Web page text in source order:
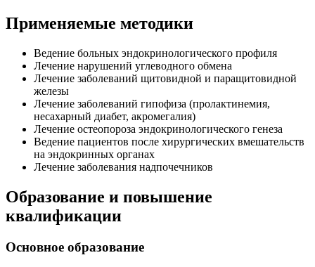
Применяемые методики
Ведение больных эндокринологического профиля
Лечение нарушений углеводного обмена
Лечение заболеваний щитовидной и паращитовидной
железы
Лечение заболеваний гипофиза (пролактинемия,
несахарный диабет, акромегалия)
Лечение остеопороза эндокринологического генеза
Ведение пациентов после хирургических вмешательств
на эндокринных органах
Лечение заболевания надпочечников
Образование и повышение
квалификации
Основное образование